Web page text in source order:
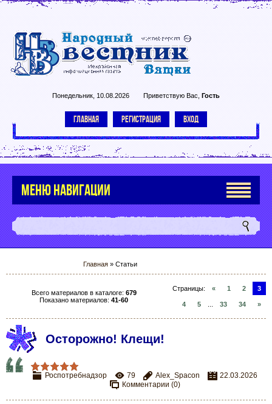
Понедельник, 10.08.2026 Приветствую Вас Гость
ГЛАВНАЯ РЕГИСТРАЦИЯ ВХОД
МЕНЮ НАВИГАЦИИ
Главная» Статьи
Всего материалов в каталоге: 679
Показано материалов: 41-60
Страницы: « 1 2 3
4 5 33 34 »
Осторожно! Клещи!
Роспотребнадзор 79 Alex_Spacon
22.03.2026
Комментарии (0)